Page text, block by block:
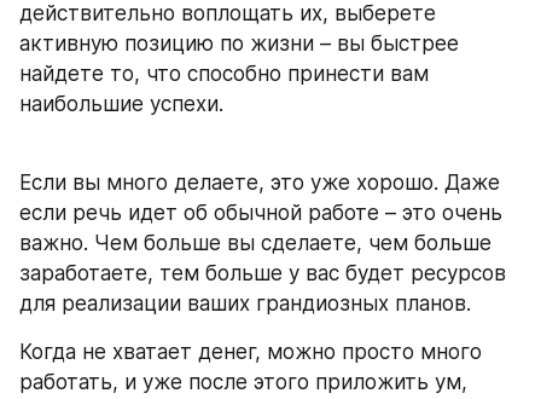
действительно воплощать их, выберете
активную позицию по жизни – вы быстрее
найдете то, что способно принести вам
наибольшие успехи.
Если вы много делаете, это уже хорошо. Даже
если речь идет об обычной работе – это очень
важно. Чем больше вы сделаете, чем больше
заработаете, тем больше у вас будет ресурсов
для реализации ваших грандиозных планов.
Когда не хватает денег, можно просто много
работать, и уже после этого приложить ум,